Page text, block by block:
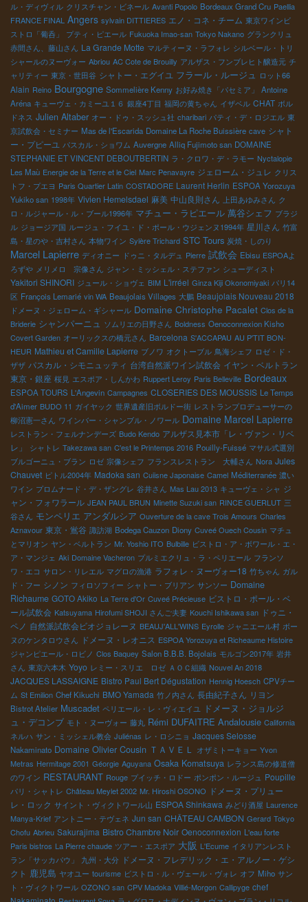
ル・ディヴィル クリスチャン・ビネール Avanti Popolo Bordeaux Grand Cru Paellia
FRANCE FINAL Angers sylvain DITTIERES エノ・コネ・チーム 東京ワインビ
ストロ「葡呑」
プティ・ピエール Fukuoka Imao-san Tokyo Nakano グランクリュ
赤間さん、藤山さん La Grande Motte マルティーヌ・ラフォレ シルベール・トリ
シャールのヌーヴォー Abriou AC Cote de Brouilly アルザス・フンブレヒト醸造元 チ
ャリティー 東京・世田谷 シャトー・エグイユ フラール・ルージュ ロット66
Alain Reino Bourgogne Sommelière Kenny お好み焼き「パセミア」
Antoine
Aréna キューヴェ・カミーユ１６ 銀座4丁目 福岡の黄ちゃん イザベル CHAT ボル
ドネス Julien Altaber オー・ドゥ・スッシュ社 charibari パティ・デ・ロジエル 東
京試飲会・セミナー Mas de l'Escarida Domaine La Roche Buissière cave シャト
ー・プピーユ パスカル・ショワム Auvergne Alliq Fujimoto san DOMAINE
STEPHANIE ET VINCENT DEBOUTBERTIN ラ・クロワ・デ・ラモー Nyctalopie
Les Maù Energie de la Terre et le Ciel Marc Penavayre ジェローム・ジュレ クリス
トフ・プエヨ Paris Quartier Latin COSTADORE Laurent Herlin ESPOA Yorozuya
Yukiko san 1998年 Vivien Hemelsdael 麻美 中山良則さん 上田あゆみさん ク
ロ・ルジャール・ル・ブール1996年 マチュー・ラピエール 萬谷シェフ ブラジ
ル ジョージア国 ルージュ・フイユ・ド・ポール・ウジェンヌ1994年 星川さん 竹富
島・星のや・吉村さん 本物ワイン Sylère Trichard STC Tours 炭焼・しのり
Marcel Lapierre ディオニー ドゥニ・タルデュ Pierre 試飲会 Ebisu ESPOAよ
ろずや メリメロ 宗像さん ジャン・ミッシェル・ステファン シューディスト
Yakitori SHINORI ジュール・ショヴェ BIM L'irréel Ginza Kiji Okonomiyaki パリ14
区 François Lemarié vin WA Beaujolais Villages 大鵬 Beaujolais Nouveau 2018
ドメーヌ・ジェローム・ギシャール Domaine Christophe Pacalet Clos de la
Briderie シャンパーニュ ソムリエの日野さん Boldness Oenoconnexion Kisho
Covert Garden オーリックスの橋元さん Barcelona S'ACCAPAU AU P'TIT BON-
HEUR Mathieu et Camille Lapierre ブノワ オクトーブル 鳥海シェフ ロゼ・ド・
ザザ パスカル・シモニュッティ 台湾自然派ワイン試飲会 イヤン・ベルトラン
東京・銀座 桜見 エスポア・しんかわ Ruppert Leroy Paris Belleville Bordeaux
ESPOA TOURS L'Angevin Campagnes CLOSERIES DES MOUSSIS Le Temps
d'Aimer BUDO 11 ガイヤック 世界遺産旧ボルドー街 レストランプロデューサーの
柳沼憲一さん ワインバー・シャンブル・ノワール Domaine Marcel Lapierre
レストラン・フェルナンデーズ Budo Kendo アルザス見本市「レ・ヴァン・リベ
レ」
シャトレ Takezawa san C'est le Printemps 2016 Pouilly-Fuissé マサル式選別
ブルゴーニュ・ブラン ロゼ 宗像シェフ フランスレストラン 大輔さん Nora Jules
Chauvet ピトル2004年 Madoka san Cuiisne Japonaise Camel Méditerranée 濃い
ワイン プロムナード・デ・ザングレ 谷井さん Mas Lau 2013 キューヴェ・シャ ジ
ャン・フォワラール JEAN PAUL BRUN Minette Suzuki san RINCE GUERLUT 三
谷さん モンペリエ アンダルシア Ouverture de la cave Trois Amours Charles
Aznavour 東京・鴬谷 諏訪湖 Bodega Cauzon Diony Cuveé Ouech Cousin マチュ
とマリオン ヤン・ベルトラン Mr. Yoshio ITO Bulbille ビストロ・ア・ボワール・エ・
ア・マンジェ Aki Domaine Vacheron プルミエクリュ・ラ・ペリエール フランソ
ワ・エコ サロン・リレエル マグロの漁港 ラフォレ・ヌーヴォー18 竹ちゃん ガル
ド・フー シノン フィロソフィー シャトー・ブリアン サンソー Domaine
Richaume GOTO Akiko La Terre d'Or Cuveé Précieuse ビストロ・ポール・ベ
ール試飲会 Katsuyama Hirofumi SHOJI さんご夫妻 Kouchi Ishikawa san ドゥニ・
ペノ 自然派試飲会ビオジョレーヌ BEAUJ'ALL'WINS Eyrolle ジャニエール村 ボー
ヌのケンタロウさん ドメーヌ・レオニス ESPOA Yorozuya et Richeaume Histoire
ジャンピエール・ロビノ Clos Baquey Salon B.B.B. Bojolais モルゴン2017年 岩井
さん 東京六本木 Yoyo レミー・スリエ ロゼ ＡＯＣ組織 Nouvel An 2018
JACQUES LASSAIGNE Bistro Paul Bert Dégustation Hennig Hoesch CPVチー
ム St Emilion Chef Kikuchi BMO Yamada 竹ノ内さん 長由紀子さん リヨン
Bistrot Atelier Muscadet ペリエール・レ・ヴィエイユ
ドメーヌ・ジョルジ
ュ・デコンブ モト・ヌーヴォー 藤丸 Rémi DUFAITRE Andalousie California
ネルハ サン・ミッシェル教会 Juliénas レ・ロシニョ Jacques Selosse
Nakaminato Domaine Olivier Cousin ＴＡＶＥＬ オザミトーキョー Yvon
Metras Hermitage 2001 Géorgie Aguyana Osaka Komatsuya レランス島の修道僧
のワイン RESTAURANT Rouge プイッチ・ロドー ポンポン・ルージュ Poupille
パリ・シャトレ Château Meylet 2002 Mr. Hiroshi OSONO ドメーヌ・プリュー
レ・ロック サイント・ヴィクトワール山 ESPOA Shinkawa みどり酒屋 Laurence
Manya-Krief アントニー・テヴェネ Jun san CHÂTEAU CAMBON Gerard Tokyo
Chofu Abrieu Sakurajima Bistro Chambre Noir Oenoconnexion L'eau forte
Paris bistros La Pierre chaude ツアー・エスポア 大阪 L'Ecume イタリアンレスト
ラン「サッカパウ」
九州・大分 ドメーヌ・フレデリック・エ・アルノー・ゲシ
クト 鹿児島 ヤオユー tourisme ビストロ・ル・ヴェール・ヴォレ オフ Miho サン
ト・ヴィクトワール OZONO san CPV Madoka Villié-Morgon Callipyge chef